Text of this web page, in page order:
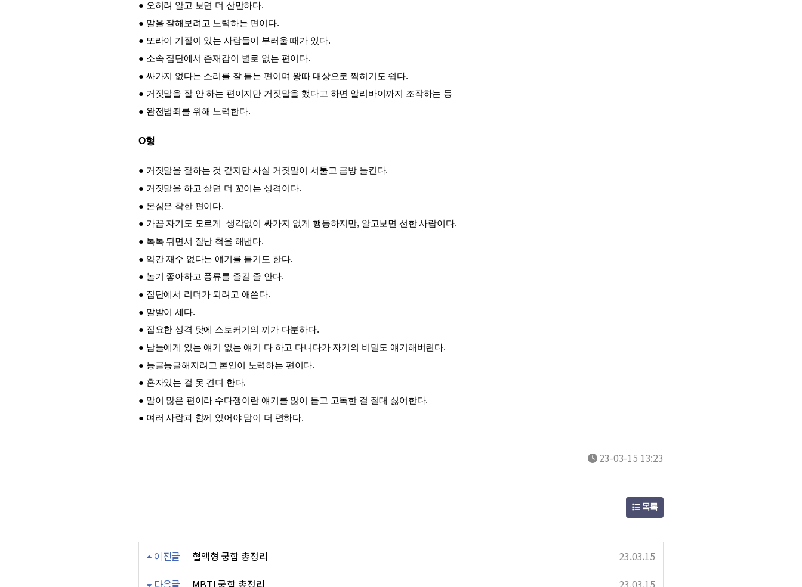
● 오히려 알고 보면 더 산만하다.
● 말을 잘해보려고 노력하는 편이다.
● 또라이 기질이 있는 사람들이 부러울 때가 있다.
● 소속 집단에서 존재감이 별로 없는 편이다.
● 싸가지 없다는 소리를 잘 듣는 편이며 왕따 대상으로 찍히기도 쉽다.
● 거짓말을 잘 안 하는 편이지만 거짓말을 했다고 하면 알리바이까지 조작하는 등
● 완전범죄를 위해 노력한다.
O형
● 거짓말을 잘하는 것 같지만 사실 거짓말이 서툴고 금방 들킨다.
● 거짓말을 하고 살면 더 꼬이는 성격이다.
● 본심은 착한 편이다.
● 가끔 자기도 모르게  생각없이 싸가지 없게 행동하지만, 알고보면 선한 사람이다.
● 톡톡 튀면서 잘난 척을 해낸다.
● 약간 재수 없다는 얘기를 듣기도 한다.
● 놀기 좋아하고 풍류를 즐길 줄 안다.
● 집단에서 리더가 되려고 애쓴다.
● 말발이 세다.
● 집요한 성격 탓에 스토커기의 끼가 다분하다.
● 남들에게 있는 얘기 없는 얘기 다 하고 다니다가 자기의 비밀도 얘기해버린다.
● 능글능글해지려고 본인이 노력하는 편이다.
● 혼자있는 걸 못 견뎌 한다.
● 말이 많은 편이라 수다쟁이란 얘기를 많이 듣고 고독한 걸 절대 싫어한다.
● 여러 사람과 함께 있어야 맘이 더 편하다.
23-03-15 13:23
목록
이전글 혈액형 궁합 총정리
23.03.15
다음글
MBTI 궁합 총정리 23.03.15